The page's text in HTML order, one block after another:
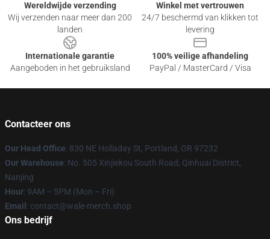
Wereldwijde verzending
Wij verzenden naar meer dan 200
landen
Winkel met vertrouwen
24/7 beschermd van klikken tot
levering
Internationale garantie
Aangeboden in het gebruiksland
100% veilige afhandeling
PayPal / MasterCard / Visa
Contacteer ons
Our Head Office: 830 NE Holladay St, Portland, OR 97232
Our Warehouse: No. 505 Xinjiekou South Road, Qinhuai District,
Nanjing
Hour: 9AM – 5PM (Mon – Fri)
Email : contact@wale-merch.shop
Ons bedrijf